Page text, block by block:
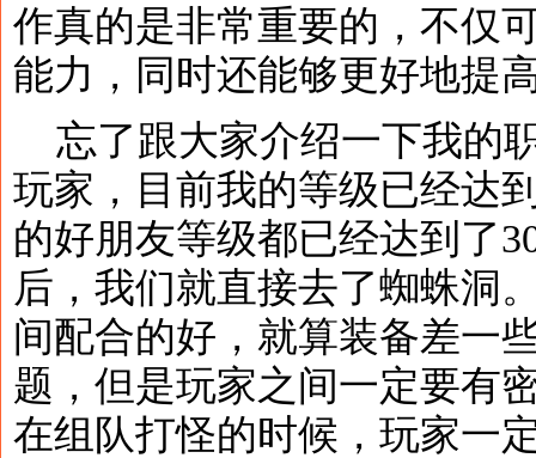
作真的是非常重要的，不仅
能力，同时还能够更好地提
忘了跟大家介绍一下我的
玩家，目前我的等级已经达
的好朋友等级都已经达到了
后，我们就直接去了蜘蛛洞
间配合的好，就算装备差一
题，但是玩家之间一定要有
在组队打怪的时候，玩家一